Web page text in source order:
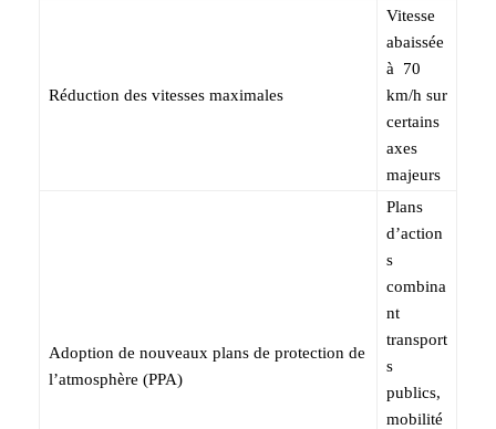
Réduction des vitesses maximales
Vitesse
abaissée
à 70
km/h sur
certains
axes
majeurs
Adoption de nouveaux plans de protection de
l’atmosphère (PPA)
Plans
d’action
s
combina
nt
transport
s
publics,
mobilité